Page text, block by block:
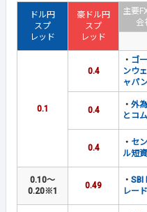
ドル円
スプ
レッド
豪ドル円
スプ
レッド
主要
会
0.1
0.4
・ ゴ
ンウ
ャパ
0.4
・ 外
とコム
0.4
・ セ
ル短
0.10～
0.20※1
0.49
・ SBI
レード